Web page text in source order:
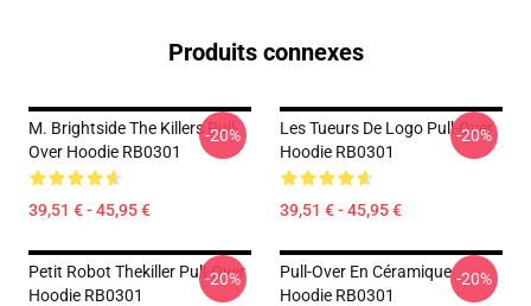
Produits connexes
M. Brightside The Killers Pull-
Over Hoodie RB0301
39,51 € - 45,95 €
-20%
Les Tueurs De Logo Pull-Over
Hoodie RB0301
39,51 € - 45,95 €
-20%
Petit Robot Thekiller Pull-Over
Hoodie RB0301
-20%
Pull-Over En Céramique
Hoodie RB0301
-20%